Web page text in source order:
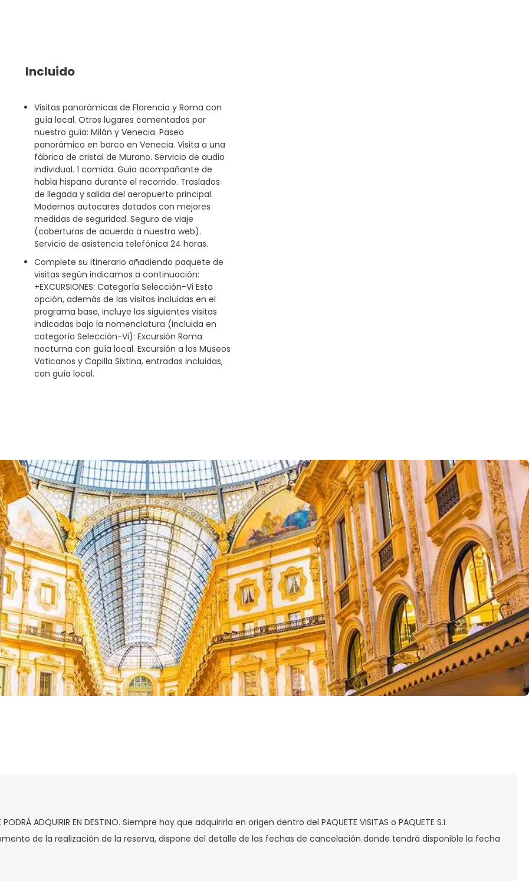
Incluido
Visitas panorámicas de Florencia y Roma con
guía local. Otros lugares comentados por
nuestro guía: Milán y Venecia. Paseo
panorámico en barco en Venecia. Visita a una
fábrica de cristal de Murano. Servicio de audio
individual. 1 comida. Guía acompañante de
habla hispana durante el recorrido. Traslados
de llegada y salida del aeropuerto principal.
Modernos autocares dotados con mejores
medidas de seguridad. Seguro de viaje
(coberturas de acuerdo a nuestra web).
Servicio de asistencia telefónica 24 horas.
Complete su itinerario añadiendo paquete de
visitas según indicamos a continuación:
+EXCURSIONES: Categoría Selección-Vi Esta
opción, además de las visitas incluidas en el
programa base, incluye las siguientes visitas
indicadas bajo la nomenclatura (incluida en
categoría Selección-Vi): Excursión Roma
nocturna con guía local. Excursión a los Museos
Vaticanos y Capilla Sixtina, entradas incluidas,
con guía local.
ADQUIRIR EN DESTINO. Siempre hay que adquirirla en origen dentro del PAQUETE VISITAS o PAQUETE S.I.
momento de la realización de la reserva, dispone del detalle de las fechas de cancelación donde tendrá disponible la fecha